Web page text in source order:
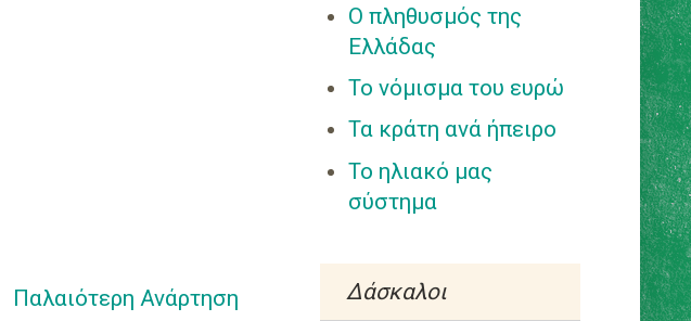
Παλαιότερη Ανάρτηση
εκφοβισμό
Εισαγωγή στον
πολλαπλασιασμό
Τα γραφήματα της
Επανάστασης
Ο Έλληνας
Επανάστασης(γράφ
ημα)
Ο πληθυσμός της
Ελλάδας
Το νόμισμα του ευρώ
Τα κράτη ανά ήπειρο
Το ηλιακό μας
σύστημα
Δάσκαλοι